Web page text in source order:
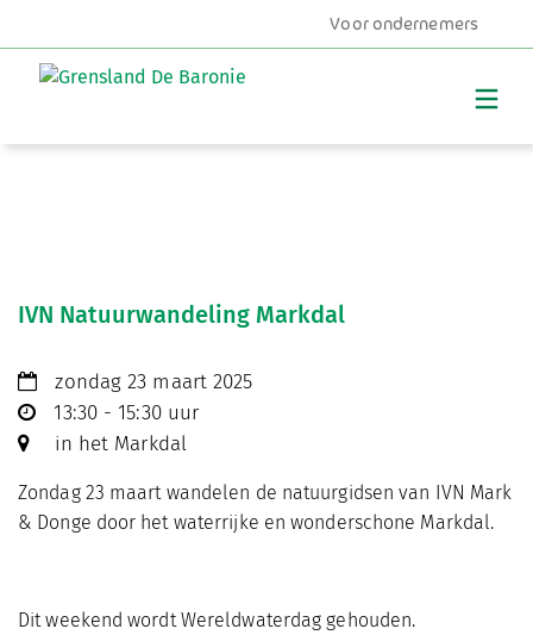
Voor ondernemers
IVN Natuurwandeling Markdal
zondag 23 maart 2025
13:30 - 15:30 uur
in het Markdal
Zondag 23 maart wandelen de natuurgidsen van IVN Mark
& Donge door het waterrijke en wonderschone Markdal.
Dit weekend wordt Wereldwaterdag gehouden.